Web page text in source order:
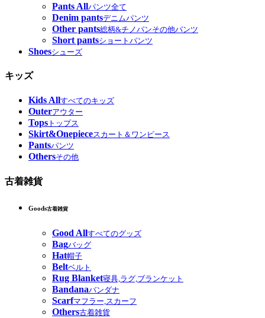
Pants Allパンツ全て
Denim pantsデニムパンツ
Other pants総柄&チノパンその他パンツ
Short pantsショートパンツ
Shoesシューズ
キッズ
Kids Allすべてのキッズ
Outerアウター
Tops トップス
Skirt&Onepieceスカート＆ワンピース
Pantsパンツ
Othersその他
古着雑貨
Goods古着雑貨
Good Allすべてのグッズ
Bagバッグ
Hat帽子
Beltベルト
Rug Blanket寝具,ラグ,ブランケット
Bandanaバンダナ
Scarfマフラー,スカーフ
Others古着雑貨